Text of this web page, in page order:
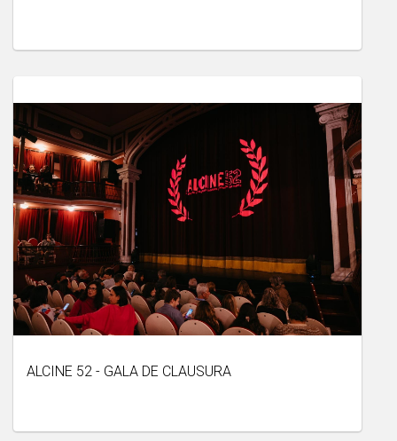
ALCINE 52 - GALA DE CLAUSURA